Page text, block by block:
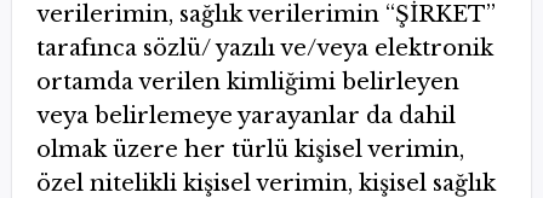
verilerimin, sağlık verilerimin “ŞİRKET’’
tarafınca sözlü/ yazılı ve/veya elektronik
ortamda verilen kimliğimi belirleyen
veya belirlemeye yarayanlar da dahil
olmak üzere her türlü kişisel verimin,
özel nitelikli kişisel verimin, kişisel sağlık